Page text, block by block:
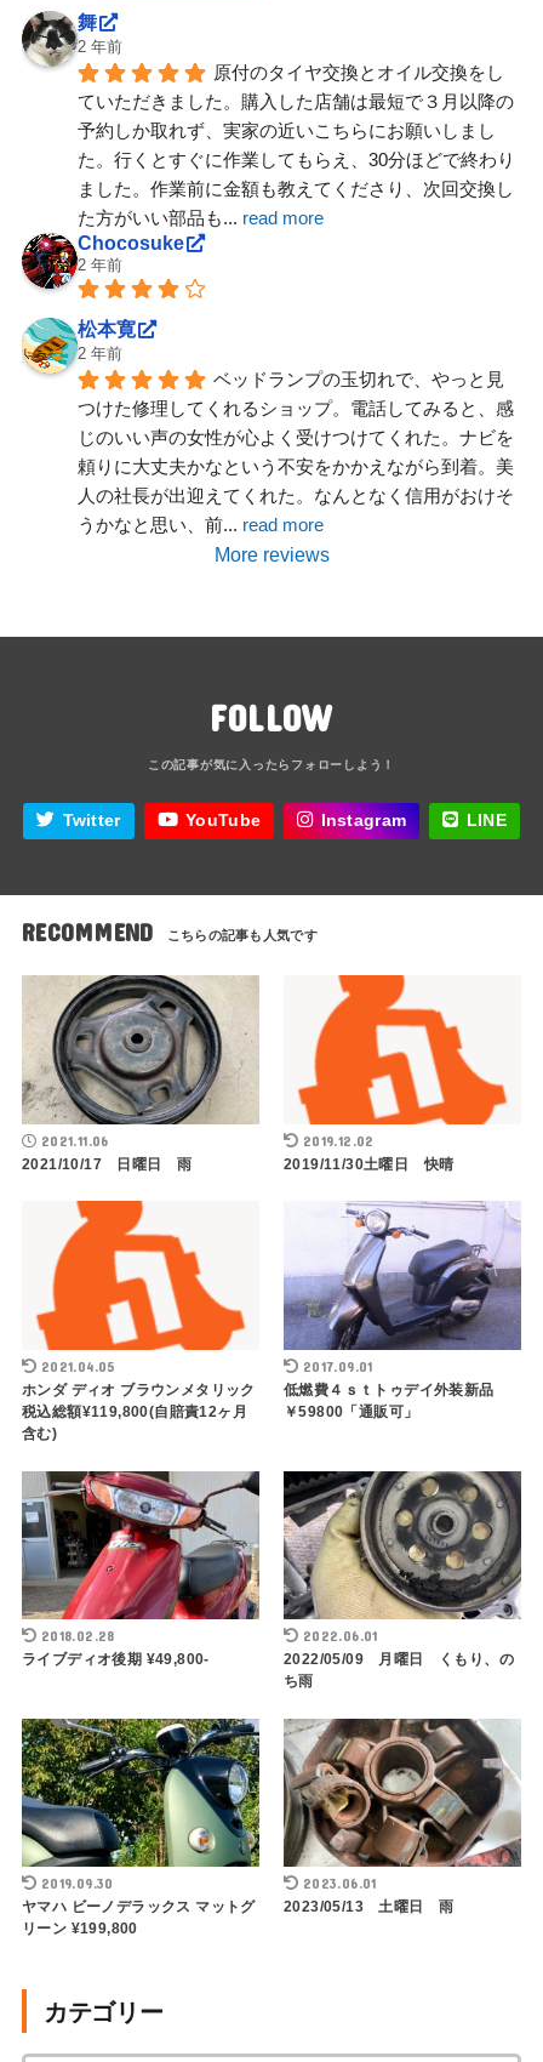
舞
2 年前
原付のタイヤ交換とオイル交換をし
ていただきました。購入した店舗は最短で３月以降の
予約しか取れず、実家の近いこちらにお願いしまし
た。行くとすぐに作業してもらえ、30分ほどで終わり
ました。作業前に金額も教えてくださり、次回交換し
た方がいい部品も... read more
Chocosuke
2 年前
松本寛
2 年前
ベッドランプの玉切れで、やっと見
つけた修理してくれるショップ。電話してみると、感
じのいい声の女性が心よく受けつけてくれた。ナビを
頼りに大丈夫かなという不安をかかえながら到着。美
人の社長が出迎えてくれた。なんとなく信用がおけそ
うかなと思い、前... read more
More reviews
FOLLOW
Twitter YouTube Instagram LINE
RECOMMEND
2021.11.06
2021/10/17 日曜日 雨
2019.12.02
2019/11/30土曜日 快晴
2021.04.05
ホンダ ディオ ブラウンメタリック
税込総額¥119,800(自賠責12ヶ月
含む)
2017.09.01
低燃費４ｓｔトゥデイ外装新品
￥59800「通販可」
2018.02.28
ライブディオ後期 ¥49,800-
2022.06.01
2022/05/09 月曜日 くもり、の
ち雨
2019.09.30
ヤマハ ビーノデラックス マットグ
リーン ¥199,800
2023.06.01
2023/05/13 土曜日 雨
カテゴリー